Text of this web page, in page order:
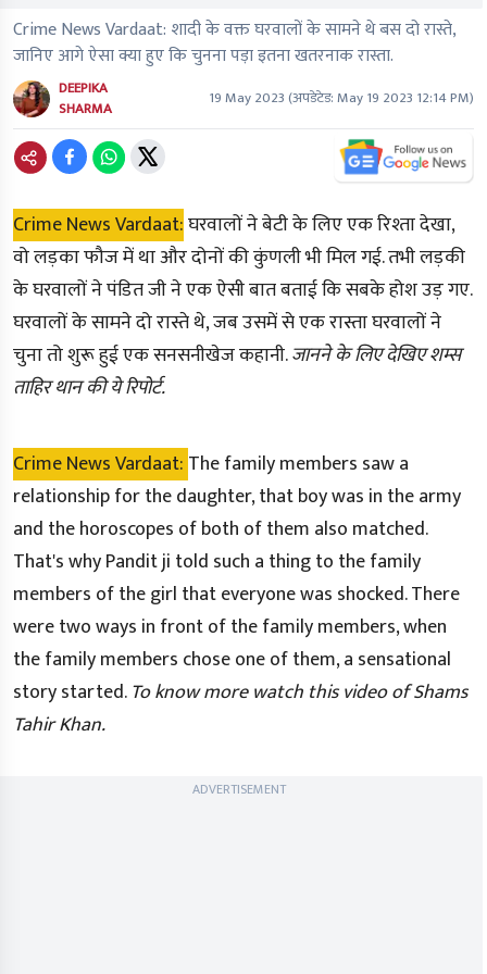
Crime News Vardaat: शादी के वक्त घरवालों के सामने थे बस दो रास्ते,
जानिए आगे ऐसा क्या हुए कि चुनना पड़ा इतना खतरनाक रास्ता.
DEEPIKA
SHARMA
19 May 2023(अपडेटेड:May 19 2023 12:14 PM)
Crime News Vardaat:घरवालों ने बेटी के लिए एक रिश्ता देखा,
वो लड़का फौज में था और दोनों की कुंणली भी मिल गई. तभी लड़की
के घरवालों ने पंडित जी ने एक ऐसी बात बताई कि सबके होश उड़ गए.
घरवालों के सामने दो रास्ते थे, जब उसमें से एक रास्ता घरवालों ने
चुना तो शुरू हुई एक सनसनीखेज कहानी.जानने के लिए देखिए शम्स
ताहिर थान की ये रिपोर्ट.
Crime News Vardaat: The family members saw a
relationship for the daughter, that boy was in the army
and the horoscopes of both of them also matched.
That's why Pandit ji told such a thing to the family
members of the girl that everyone was shocked. There
were two ways in front of the family members, when
the family members chose one of them, a sensational
story started.To know more watch this video of Shams
Tahir Khan.
ADVERTISEMENT